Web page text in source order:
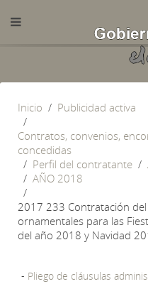
Inicio
Publicidad activa
Contratos, convenios,
concedidas
Perfil del contratante
AÑO 2018
2017 233 Contratación
ornamentales para las
del año 2018 y Navidad
- Pliego de cláusulas